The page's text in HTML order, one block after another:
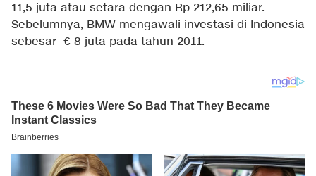
11,5 juta atau setara dengan Rp 212,65 miliar.
Sebelumnya, BMW mengawali investasi di Indonesia
sebesar € 8 juta pada tahun 2011.